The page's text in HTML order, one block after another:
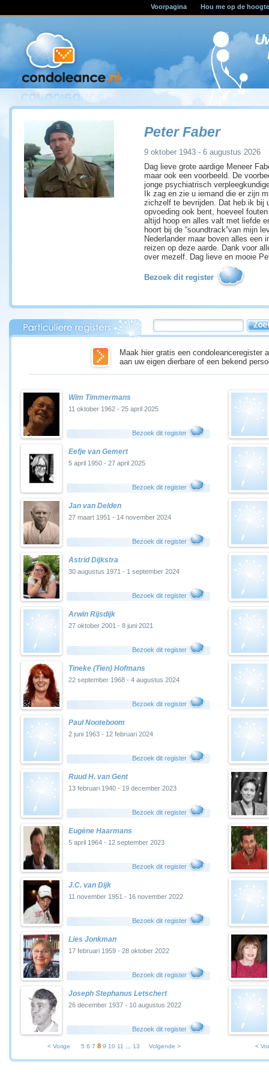
Voorpagina Hou me op de hoogte
Peter Faber
9 oktober 1943 - 6 augustus 2026
Dag lieve grote aardige Meneer
maar ook een voorbeeld. De
jonge psychiatrisch
Ik zag en zie u iemand die er zijn
zichzelf te bevrijden. Dat heb ik bij
opvoeding ook bent, hoeveel
altijd hoop en alles valt met liefde
hoort bij de “soundtrack”van mijn
Nederlander maar boven alles
reizen op deze aarde. Dank voor
over mezelf. Dag lieve en mooie
Bezoek dit register
Maak hier gratis een condoleanceregister
aan uw eigen dierbare of een bekend
Wim Timmermans
11 oktober 1962 - 25 april 2025
Bezoek dit register
Eefje van Gemert
5 april 1950 - 27 april 2025
Bezoek dit register
Jan van Delden
27 maart 1951 - 14 november 2024
Bezoek dit register
Astrid Dijkstra
30 augustus 1971 - 1 september 2024
Bezoek dit register
Arwin Rijsdijk
27 oktober 2001 - 8 juni 2021
Bezoek dit register
Tineke (Tien) Hofmans
22 september 1968 - 4 augustus 2024
Bezoek dit register
Paul Nooteboom
2 juni 1963 - 12 februari 2024
Bezoek dit register
Ruud H. van Gent
13 februari 1940 - 19 december 2023
Bezoek dit register
Eugène Haarmans
5 april 1964 - 12 september 2023
Bezoek dit register
J.C. van Dijk
11 november 1951 - 16 november 2022
Bezoek dit register
Lies Jonkman
17 februari 1959 - 28 oktober 2022
Bezoek dit register
Joseph Stephanus Letschert
26 december 1937 - 10 augustus 2022
Bezoek dit register
< Vorige 5 6 7 8 9 10 11 13 Volgende > <